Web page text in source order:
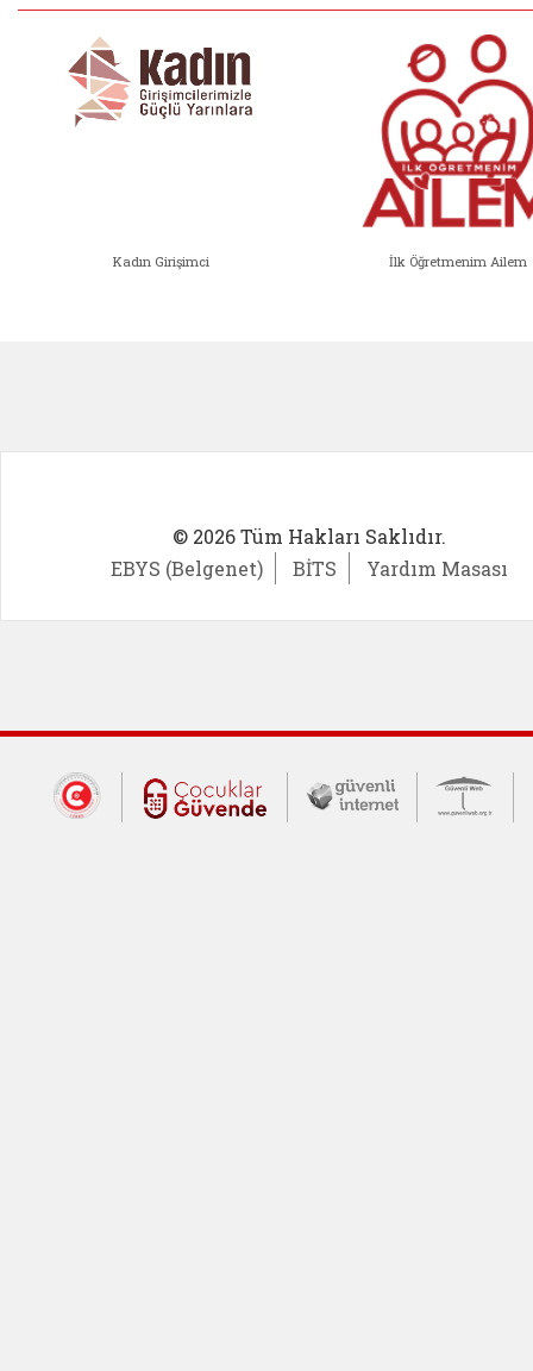
Kadın Girişimci İlk Öğretmenim Ailem
© 2026 Tüm Hakları Saklıdır.
EBYS (Belgenet)
BİTS Yardım Masası
Dış Bağlantılar
Cumhurbaşkanlığı İletişim Merkezi
Çocuklar Güvende (yeni
Güvenli